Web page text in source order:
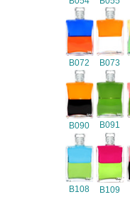
B072 B073
B090 B091
B108 B109